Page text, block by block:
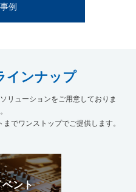
例
インナップ
リューションをご用意しておりま
でワンストップでご提供します。
ント